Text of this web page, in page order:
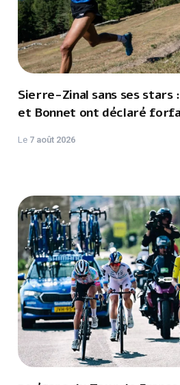
Sierre-Zinal sans ses stars
et Bonnet ont déclaré
Le 7 août 2026